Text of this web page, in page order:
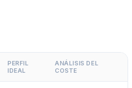
PERFIL
IDEAL
ANÁLISIS DEL
COSTE